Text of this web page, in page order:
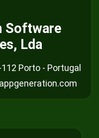
Software
Lda
Porto - Portugal